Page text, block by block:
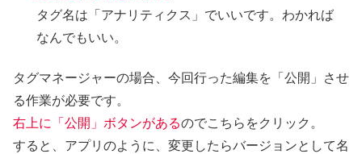
タグ名は「アナリティクス」でいいです。わかれば
なんでもいい。
タグマネージャーの場合、今回行った編集を「公開」させ
る作業が必要です。
右上に「公開」ボタンがあるのでこちらをクリック。
すると、アプリのように、変更したらバージョンとして名